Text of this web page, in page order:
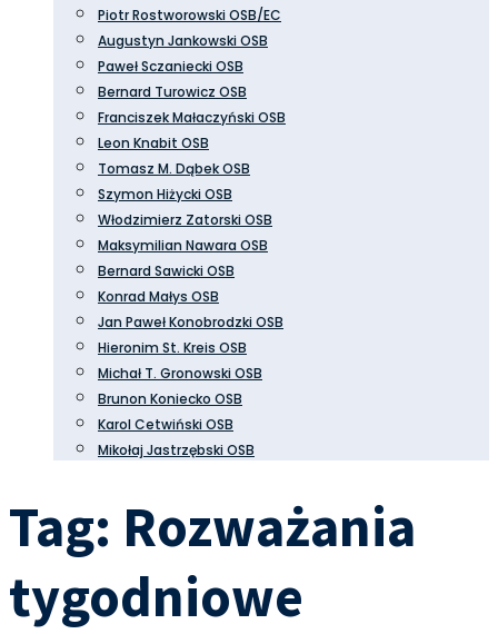
Piotr Rostworowski OSB/EC
Augustyn Jankowski OSB
Paweł Sczaniecki OSB
Bernard Turowicz OSB
Franciszek Małaczyński OSB
Leon Knabit OSB
Tomasz M. Dąbek OSB
Szymon Hiżycki OSB
Włodzimierz Zatorski OSB
Maksymilian Nawara OSB
Bernard Sawicki OSB
Konrad Małys OSB
Jan Paweł Konobrodzki OSB
Hieronim St. Kreis OSB
Michał T. Gronowski OSB
Brunon Koniecko OSB
Karol Cetwiński OSB
Mikołaj Jastrzębski OSB
Tag: Rozważania
tygodniowe